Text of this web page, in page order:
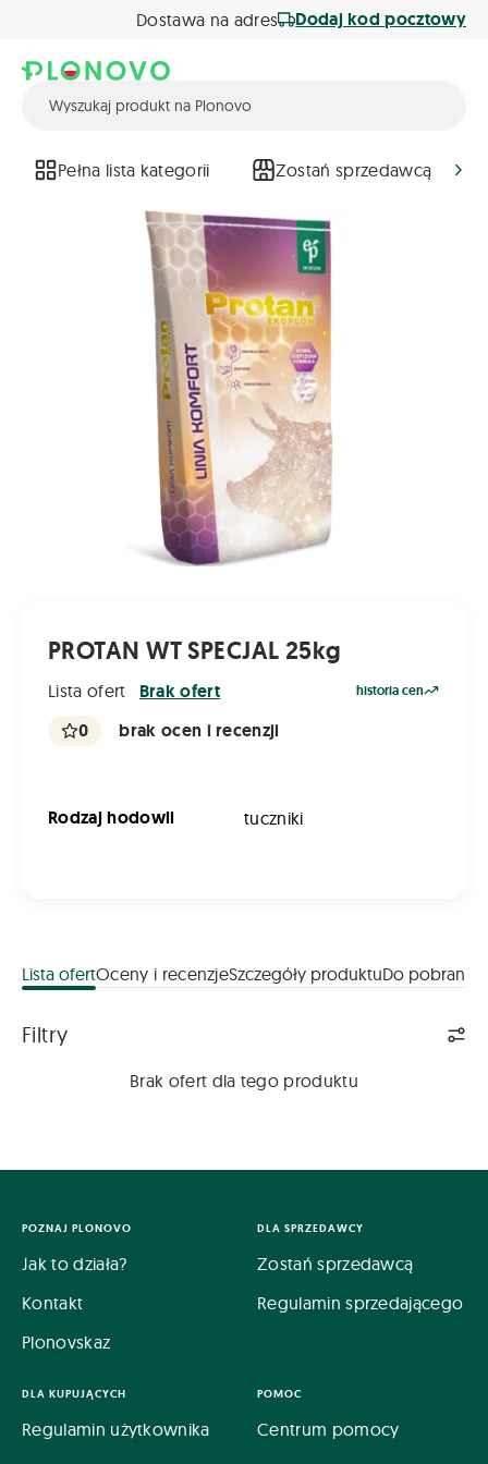
Dostawa na adres Dodaj kod pocztowy
Pełna lista kategorii Zostań sprzedawcą
PROTAN WT SPECJAL 25kg
Lista ofert Brak ofert historia cen
0 brak ocen i recenzji
Rodzaj hodowli tuczniki
Lista ofertOceny i recenzjeSzczegóły produktuDo pobrania
Filtry
Brak ofert dla tego produktu
POZNAJ PLONOVO
Jak to działa?
Kontakt
Plonovskaz
DLA SPRZEDAWCY
Zostań sprzedawcą
Regulamin sprzedającego
DLA KUPUJĄCYCH
Regulamin użytkownika
POMOC
Centrum pomocy